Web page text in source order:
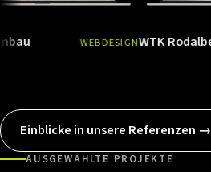
WEBDESIGN Ansehen→
WTK Rodalben
Einblicke in unsere Referenzen →
AUSGEWÄHLTE PROJEKTE